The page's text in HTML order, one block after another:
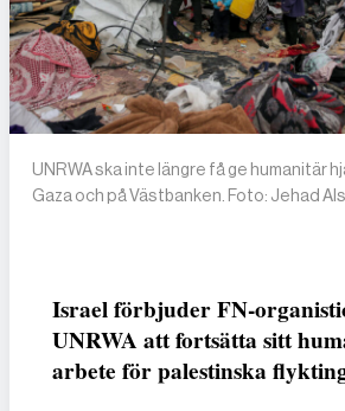
UNRWA ska inte längre få ge humanitär
Gaza och på Västbanken. Foto: Jehad
Israel förbjuder FN-
UNRWA att fortsätta sitt
arbete för palestinska